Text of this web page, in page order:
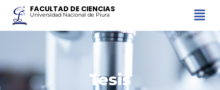
FACULTAD DE CIENCIAS
Universidad Nacional de Piura
Tesis